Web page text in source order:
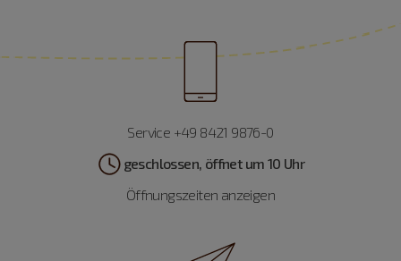
Service +49 8421 9876-0
geschlossen, öffnet um 10 Uhr
Öffnungszeiten anzeigen